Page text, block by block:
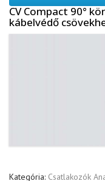
CV Compact 90°
kábelvédő
Kategória: Csatlakozók